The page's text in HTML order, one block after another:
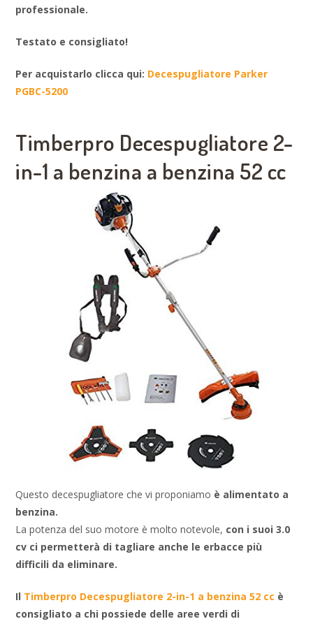
professionale.
Testato e consigliato!
Per acquistarlo clicca qui: Decespugliatore Parker
PGBC-5200
Timberpro Decespugliatore 2-
in-1 a benzina a benzina 52 cc
Questo decespugliatore che vi proponiamo è alimentato a
benzina.
La potenza del suo motore è molto notevole, con i suoi 3.0
cv ci permetterà di tagliare anche le erbacce più
difficili da eliminare.
Il Timberpro Decespugliatore 2-in-1 a benzina 52 cc è
consigliato a chi possiede delle aree verdi di